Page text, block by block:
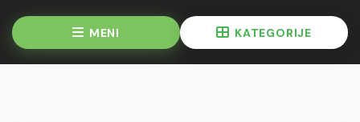
MENI KATEGORIJE